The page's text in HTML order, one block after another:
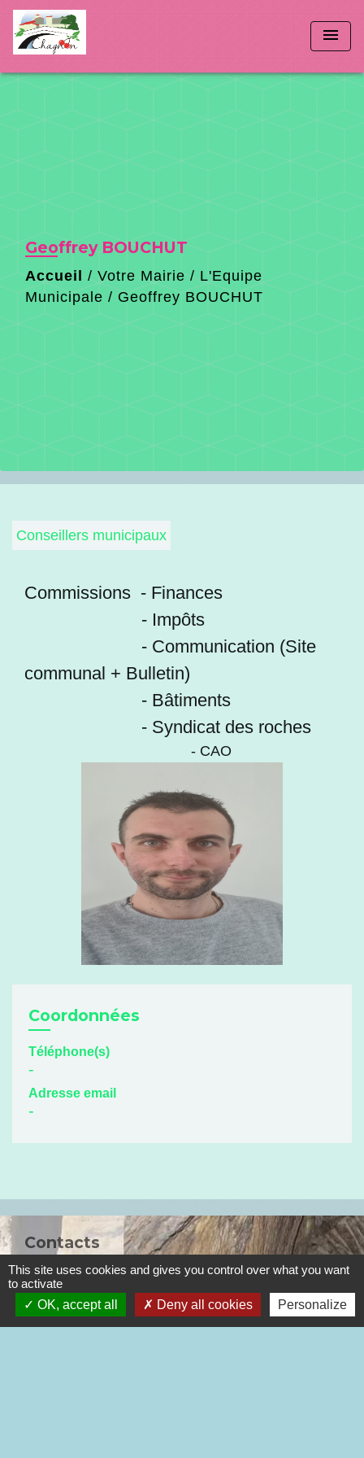
menu
Geoffrey BOUCHUT
Accueil / Votre Mairie / L'Equipe
Municipale / Geoffrey BOUCHUT
Conseillers municipaux
Commissions - Finances
- Impôts
- Communication (Site
communal + Bulletin)
- Bâtiments
- Syndicat des roches
- CAO
Coordonnées
Téléphone(s)
-
Adresse email
-
Contacts
Commune de Chagnon
72 rue de la Fontaine Disparue
42800 Chagnon - FRANCE
This site uses cookies and gives you control over what you want
to activate
OK, accept all
Deny all cookies Personalize